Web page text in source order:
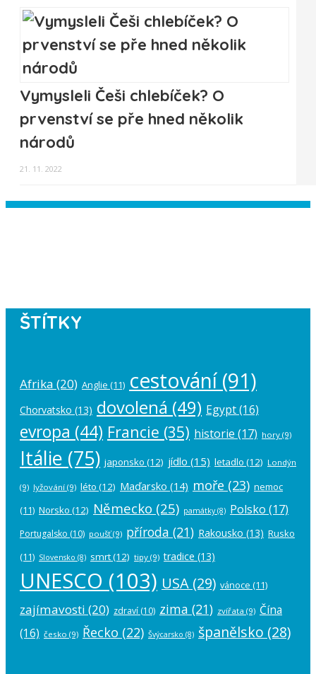
Vymysleli Češi chlebíček? O
prvenství se pře hned několik
národů
21. 11. 2022
ŠTÍTKY
Afrika (20) Anglie (11) cestování(91)
Chorvatsko (13) dovolená (49) Egypt(16)
evropa (44) Francie (35) historie (17) hory (9)
Itálie (75) japonsko (12) jídlo (15) letadlo (12) Londýn
(9) lyžování (9) léto (12) Maďarsko (14) moře (23) nemoc
(11) Norsko (12) Německo (25) památky(8) Polsko (17)
Portugalsko (10) poušť(9) příroda (21) Rakousko (13) Rusko
(11) Slovensko (8) smrt(12) tipy (9) tradice (13)
UNESCO (103) USA (29) vánoce (11)
zajímavosti (20) zdraví (10) zima (21) zvířata (9) Čína
(16) česko (9) Řecko (22) Švýcarsko (8) španělsko (28)